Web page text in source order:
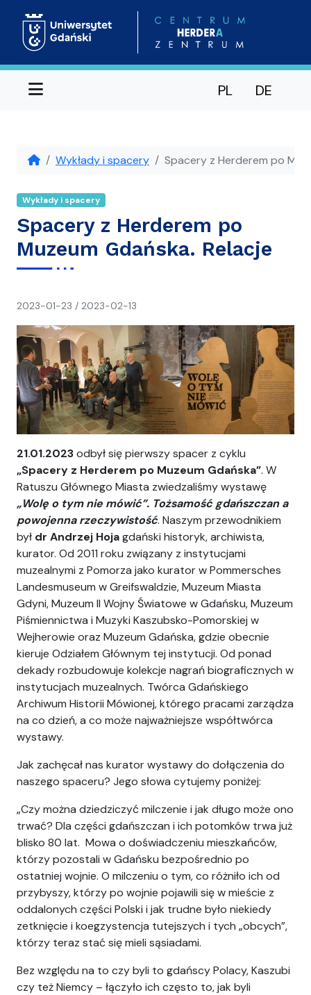
Menu PL DE
Wykłady i spacery Spacery z Herderem po
Wykłady i spacery
Spacery z Herderem po
Muzeum Gdańska. Relacje
2023-01-23 / 2023-02-13
21.01.2023odbył się pierwszy spacer z cyklu
„Spacery z Herderem po Muzeum Gdańska”. W
Ratuszu Głównego Miasta zwiedzaliśmy wystawę
„Wolę o tym nie mówić”. Tożsamość gdańszczan a
powojenna rzeczywistość. Naszym przewodnikiem
był dr Andrzej Hojagdański historyk, archiwista,
kurator. Od 2011 roku związany z instytucjami
muzealnymi z Pomorza jako kurator w Pommersches
Landesmuseum w Greifswaldzie, Muzeum Miasta
Gdyni, Muzeum II Wojny Światowe w Gdańsku, Muzeum
Piśmiennictwa i Muzyki Kaszubsko-Pomorskiej w
Wejherowie oraz Muzeum Gdańska, gdzie obecnie
kieruje Odziałem Głównym tej instytucji. Od ponad
dekady rozbudowuje kolekcje nagrań biograficznych w
instytucjach muzealnych. Twórca Gdańskiego
Archiwum Historii Mówionej, którego pracami zarządza
na co dzień, a co może najważniejsze współtwórca
wystawy.
Jak zachęcał nas kurator wystawy do dołączenia do
naszego spaceru? Jego słowa cytujemy poniżej:
„Czy można dziedziczyć milczenie i jak długo może ono
trwać? Dla części gdańszczan i ich potomków trwa już
blisko 80 lat. Mowa o doświadczeniu mieszkańców,
którzy pozostali w Gdańsku bezpośrednio po
ostatniej wojnie. O milczeniu o tym, co różniło ich od
przybyszy, którzy po wojnie pojawili się w mieście z
oddalonych części Polski i jak trudne było niekiedy
zetknięcie i koegzystencja tutejszych i tych „obcych”,
którzy teraz stać się mieli sąsiadami.
Bez względu na to czy byli to gdańscy Polacy, Kaszubi
czy też Niemcy – łączyło ich często to, jak byli